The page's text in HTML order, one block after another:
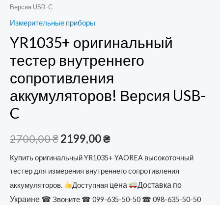
Версия USB-C
Измерительные приборы
YR1035+ оригинальный
тестер внутреннего
сопротивления
аккумуляторов! Версия USB-
C
2700,00₴Первоначальная
цена
составляла
2700,00 ₴.
2199,00₴Текущая
цена:
2199,00 ₴.
Купить оригинальный YR1035+ YAOREA высокоточный
тестер для измерения внутреннего сопротивления
аккумуляторов.
Доступная цена
Доставка по
Украине ☎ Звоните ☎ 099-635-50-50 ☎ 098-635-50-50